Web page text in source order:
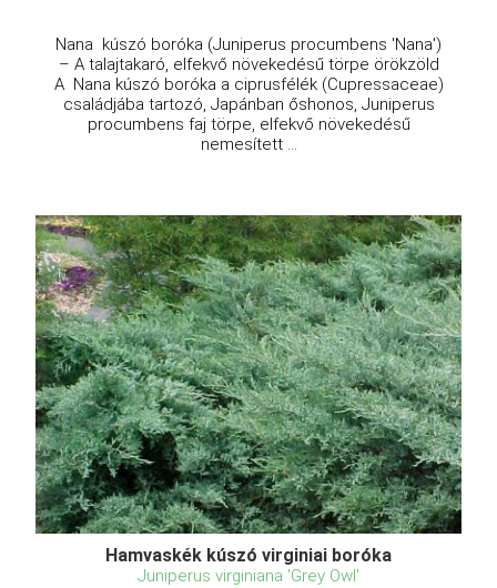
Nana kúszó boróka (Juniperus procumbens 'Nana')
– A talajtakaró, elfekvő növekedésű törpe örökzöld
A Nana kúszó boróka a ciprusfélék (Cupressaceae)
családjába tartozó, Japánban őshonos, Juniperus
procumbens faj törpe, elfekvő növekedésű
nemesített ...
Hamvaskék kúszó virginiai boróka
Juniperus virginiana 'Grey Owl'